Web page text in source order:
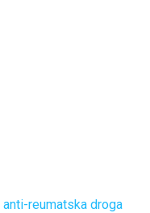
anti-reumatska droga